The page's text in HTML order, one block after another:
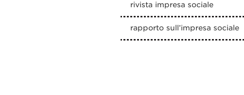
rivista impresa sociale
rapporto sull’impresa sociale